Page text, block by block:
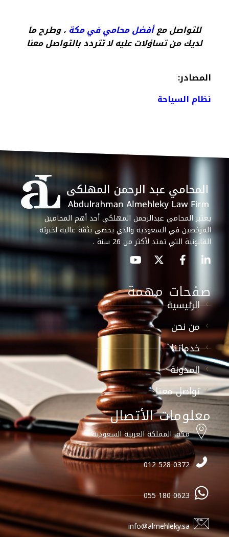
للتواصل معأفضل محامي في مكة​ ، وطرح ما
لديك من تساؤلات عليه لا تتردد بالتواصل معنا
المصادر:
نظام السياحة
يعتبر المحامي عبدالرحمن المهلكي أحد أهم المحامين
المرخصين في السعودية والذي يحضى بثقة عالية لخبرته
القانونية التي تمتد لأكثر من 26 سنة .
صفحات مهمة
الرئيسية
من نحن
خدماتنا
المدونة
تواصل معنا
معلومات الأتصال
مكة, المملكة العربية السعودية
0372 528 012
0623 180 055
info@almehleky.sa